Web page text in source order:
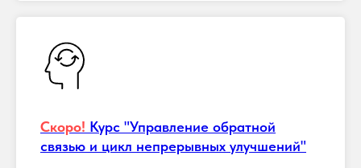
Скоро! Курс "Управление обратной
связью и цикл непрерывных улучшений"